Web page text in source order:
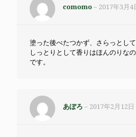
comomo– 2017年3月4
塗った後べたつかず、さらっとして
しっとりとして香りはほんのりな
です。
あぽろ – 2017年2月12日